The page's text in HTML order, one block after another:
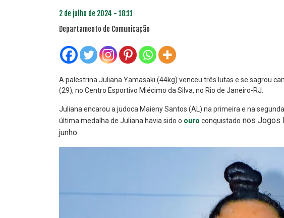
2 de julho de 2024 - 18:11
Departamento de Comunicação
A palestrina Juliana Yamasaki (44kg) venceu três lutas e se sagrou
(29), no Centro Esportivo Miécimo da Silva, no Rio de Janeiro-RJ.
Juliana encarou a judoca Maieny Santos (AL) na primeira e na
última medalha de Juliana havia sido o ouro conquistado nos Jogos
junho.
PLANO PRATA
46